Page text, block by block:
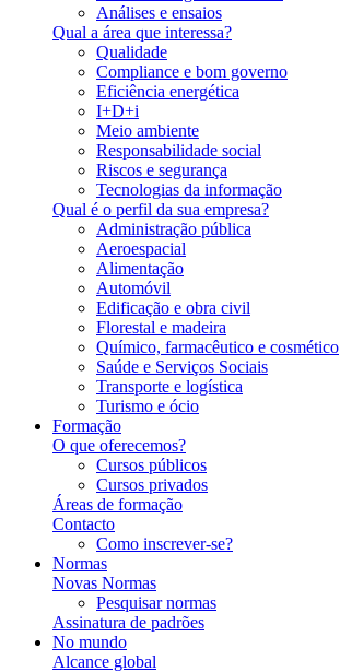
Análises e ensaios
Qual a área que interessa?
Qualidade
Compliance e bom governo
Eficiência energética
I+D+i
Meio ambiente
Responsabilidade social
Riscos e segurança
Tecnologias da informação
Qual é o perfil da sua empresa?
Administração pública
Aeroespacial
Alimentação
Automóvil
Edificação e obra civil
Florestal e madeira
Químico, farmacêutico e cosmético
Saúde e Serviços Sociais
Transporte e logística
Turismo e ócio
Formação
O que oferecemos?
Cursos públicos
Cursos privados
Áreas de formação
Contacto
Como inscrever-se?
Normas
Novas Normas
Pesquisar normas
Assinatura de padrões
No mundo
Alcance global